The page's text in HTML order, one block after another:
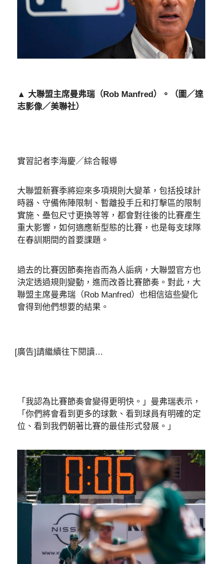
▲ 大聯盟主席曼弗瑞（Rob Manfred）。（圖／達
志影像／美聯社）
實習記者李海慶／綜合報導
大聯盟新賽季將迎來多項規則大變革，包括投球計
時器、守備佈陣限制、暫離投手丘和打擊區的限制
實施、壘包尺寸更換等等，都會對往後的比賽產生
重大影響，如何適應新型態的比賽，也是每支球隊
在春訓期間的首要課題。
過去的比賽因節奏拖沓而為人詬病，大聯盟官方也
決定透過規則變動，進而改善比賽節奏。對此，大
聯盟主席曼弗瑞（Rob Manfred）也相信這些變化
會得到他們想要的結果。
[廣告]請繼續往下閱讀…
「我認為比賽節奏會變得更明快。」曼弗瑞表示，
「你們將會看到更多的球數、看到球員有明確的定
位、看到我們朝著比賽的最佳形式發展。」